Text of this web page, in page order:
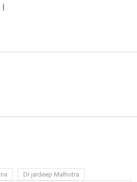
Dr jaideep Malhotra